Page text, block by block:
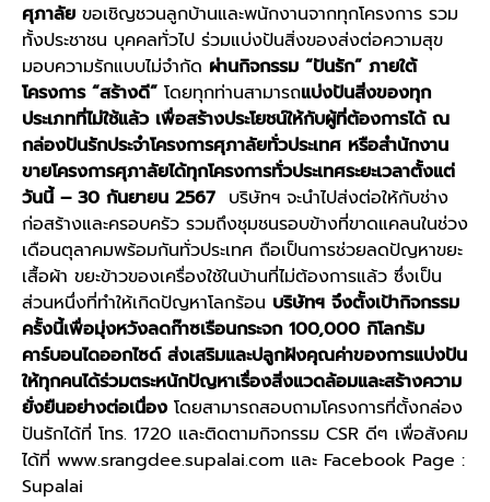
ศุภาลัย ขอเชิญชวนลูกบ้านและพนักงานจากทุกโครงการ รวม
ทั้งประชาชน บุคคลทั่วไป ร่วมแบ่งปันสิ่งของส่งต่อความสุข
มอบความรักแบบไม่จำกัด ผ่านกิจกรรม “ปันรัก” ภายใต้
โครงการ “สร้างดี” โดยทุกท่านสามารถแบ่งปันสิ่งของทุก
ประเภทที่ไม่ใช้แล้ว เพื่อสร้างประโยชน์ให้กับผู้ที่ต้องการได้ ณ
กล่องปันรักประจำโครงการศุภาลัยทั่วประเทศ หรือสำนักงาน
ขายโครงการศุภาลัยได้ทุกโครงการทั่วประเทศระยะเวลาตั้งแต่
วันนี้ – 30 กันยายน 2567 บริษัทฯ จะนำไปส่งต่อให้กับช่าง
ก่อสร้างและครอบครัว รวมถึงชุมชนรอบข้างที่ขาดแคลนในช่วง
เดือนตุลาคมพร้อมกันทั่วประเทศ ถือเป็นการช่วยลดปัญหาขยะ
เสื้อผ้า ขยะข้าวของเครื่องใช้ในบ้านที่ไม่ต้องการแล้ว ซึ่งเป็น
ส่วนหนึ่งที่ทำให้เกิดปัญหาโลกร้อน บริษัทฯ จึงตั้งเป้ากิจกรรม
ครั้งนี้เพื่อมุ่งหวังลดก๊าซเรือนกระจก 100,000 กิโลกรัม
คาร์บอนไดออกไซด์ ส่งเสริมและปลูกฝังคุณค่าของการแบ่งปัน
ให้ทุกคนได้ร่วมตระหนักปัญหาเรื่องสิ่งแวดล้อมและสร้างความ
ยั่งยืนอย่างต่อเนื่อง โดยสามารถสอบถามโครงการที่ตั้งกล่อง
ปันรักได้ที่ โทร. 1720 และติดตามกิจกรรม CSR ดีๆ เพื่อสังคม
ได้ที่ www.srangdee.supalai.com และ Facebook Page :
Supalai